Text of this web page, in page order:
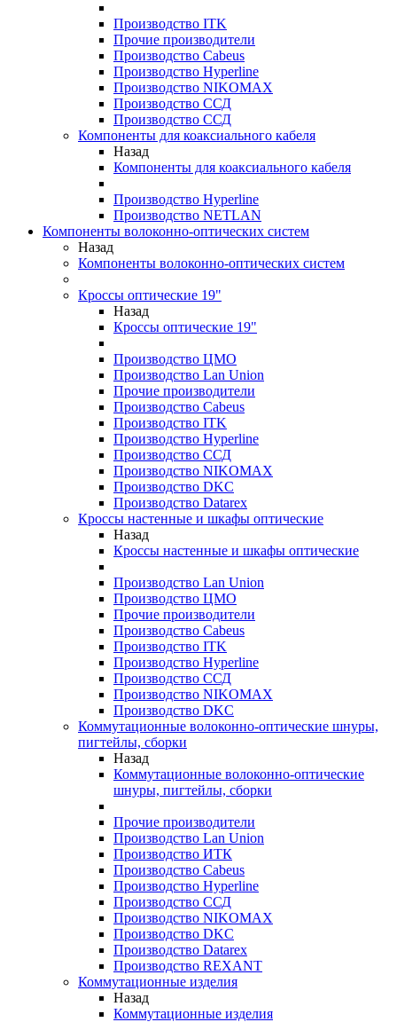
Производство ITK
Прочие производители
Производство Cabeus
Производство Hyperline
Производство NIKOMAX
Производство ССД
Производство ССД
Компоненты для коаксиального кабеля
Назад
Компоненты для коаксиального кабеля
Производство Hyperline
Производство NETLAN
Компоненты волоконно-оптических систем
Назад
Компоненты волоконно-оптических систем
Кроссы оптические 19"
Назад
Кроссы оптические 19"
Производство ЦМО
Производство Lan Union
Прочие производители
Производство Cabeus
Производство ITK
Производство Hyperline
Производство ССД
Производство NIKOMAX
Производство DKC
Производство Datarex
Кроссы настенные и шкафы оптические
Назад
Кроссы настенные и шкафы оптические
Производство Lan Union
Производство ЦМО
Прочие производители
Производство Cabeus
Производство ITK
Производство Hyperline
Производство ССД
Производство NIKOMAX
Производство DKC
Коммутационные волоконно-оптические шнуры,
пигтейлы, сборки
Назад
Коммутационные волоконно-оптические
шнуры, пигтейлы, сборки
Прочие производители
Производство Lan Union
Производство ИТК
Производство Cabeus
Производство Hyperline
Производство ССД
Производство NIKOMAX
Производство DKC
Производство Datarex
Производство REXANT
Коммутационные изделия
Назад
Коммутационные изделия